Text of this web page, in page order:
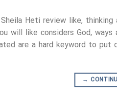
Heti review like,
will like considers God,
are a hard keyword to put
→